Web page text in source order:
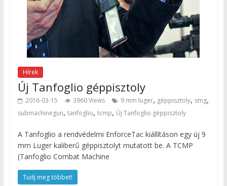
Hírek
Új Tanfoglio géppisztoly
2016-03-15 3960 Views 9 mm luger, géppisztoly, smg,
submachinegun, tanfoglio, tcmp, Új Tanfoglio géppisztoly
A Tanfoglio a rendvédelmi EnforceTac kiállításon egy új 9
mm Luger kaliberű géppisztolyt mutatott be. A TCMP
(Tanfoglio Combat Machine
Tudj meg többet!